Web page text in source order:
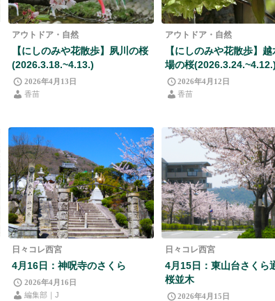
アウトドア・自然
【にしのみや花散歩】夙川の桜
(2026.3.18.~4.13.)
2026年4月13日
香苗
アウトドア・自然
【にしのみや花散歩】
場の桜
2026年4月12日
香苗
日々コレ西宮
4月16日：神呪寺のさくら
2026年4月16日
編集部｜J
日々コレ西宮
4月15日：東山台さくら
桜並木
2026年4月15日